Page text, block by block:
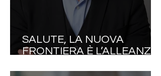
SALUTE, LA NUOVA
FRONTIERA È L’ALLEANZA